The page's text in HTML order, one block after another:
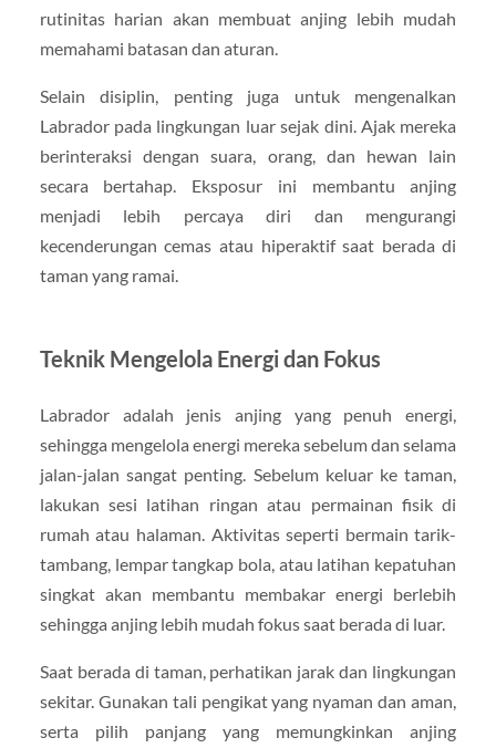
rutinitas harian akan membuat anjing lebih mudah
memahami batasan dan aturan.
Selain disiplin, penting juga untuk mengenalkan
Labrador pada lingkungan luar sejak dini. Ajak mereka
berinteraksi dengan suara, orang, dan hewan lain
secara bertahap. Eksposur ini membantu anjing
menjadi lebih percaya diri dan mengurangi
kecenderungan cemas atau hiperaktif saat berada di
taman yang ramai.
Teknik Mengelola Energi dan Fokus
Labrador adalah jenis anjing yang penuh energi,
sehingga mengelola energi mereka sebelum dan selama
jalan-jalan sangat penting. Sebelum keluar ke taman,
lakukan sesi latihan ringan atau permainan fisik di
rumah atau halaman. Aktivitas seperti bermain tarik-
tambang, lempar tangkap bola, atau latihan kepatuhan
singkat akan membantu membakar energi berlebih
sehingga anjing lebih mudah fokus saat berada di luar.
Saat berada di taman, perhatikan jarak dan lingkungan
sekitar. Gunakan tali pengikat yang nyaman dan aman,
serta pilih panjang yang memungkinkan anjing